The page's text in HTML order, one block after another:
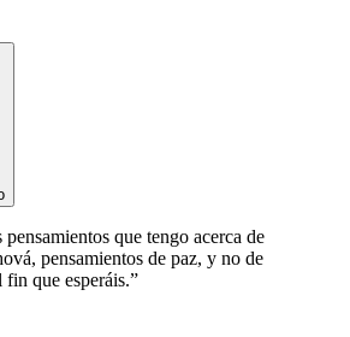
que tengo acerca de
pensamientos de paz, y no de
fin que esperáis.”